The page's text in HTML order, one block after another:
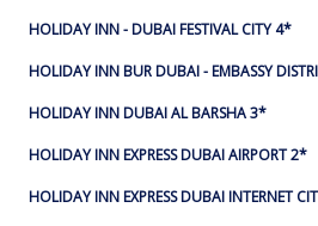
HOLIDAY INN - DUBAI FESTIVAL CITY 4*
HOLIDAY INN BUR DUBAI - EMBASSY
HOLIDAY INN DUBAI AL BARSHA 3*
HOLIDAY INN EXPRESS DUBAI AIRPORT 2*
HOLIDAY INN EXPRESS DUBAI INTERNET